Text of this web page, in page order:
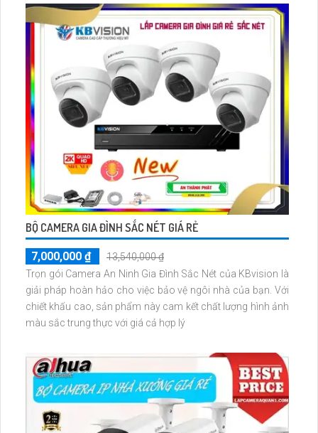
BỘ CAMERA GIA ĐÌNH SẮC NÉT GIÁ RẺ
7,000,000 ₫
13,540,000 ₫
Trọn gói Camera An Ninh Gia Đình Sắc Nét của KBvision là
giải pháp hoàn hảo cho việc bảo vệ ngôi nhà của bạn. Với
chiết khấu cao, sản phẩm này cam kết chất lượng hình ảnh
màu sắc trung thực với giá cả hợp lý